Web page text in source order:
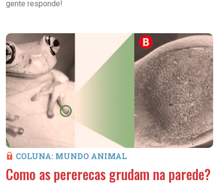
gente responde!
COLUNA: MUNDO ANIMAL
Como as pererecas grudam na parede?